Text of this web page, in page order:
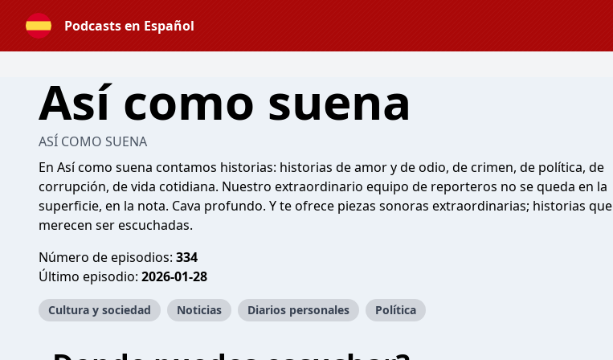
Podcasts en Español
Así como suena
ASÍ COMO SUENA
En Así como suena contamos historias: historias de amor y de odio, de crimen, de política, de
corrupción, de vida cotidiana. Nuestro extraordinario equipo de reporteros no se queda en la
superficie, en la nota. Cava profundo. Y te ofrece piezas sonoras extraordinarias; historias que
merecen ser escuchadas.
Número de episodios: 334
Último episodio: 2026-01-28
Cultura y sociedad Noticias Diarios personales Política